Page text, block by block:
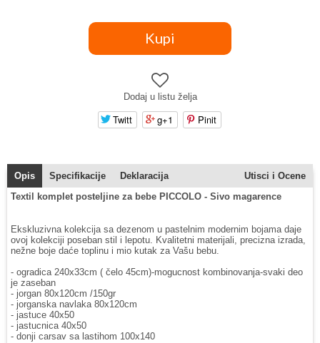
Dodaj u listu želja
Twitt g+1 Pinit
Opis Specifikacije Deklaracija
Utisci i Ocene
Textil komplet posteljine za bebe PICCOLO - Sivo magarence
Ekskluzivna kolekcija sa dezenom u pastelnim modernim bojama daje
ovoj kolekciji poseban stil i lepotu. Kvalitetni materijali, precizna izrada,
nežne boje daće toplinu i mio kutak za Vašu bebu.
- ogradica 240x33cm ( čelo 45cm)-mogucnost kombinovanja-svaki deo
je zaseban
- jorgan 80x120cm /150gr
- jorganska navlaka 80x120cm
- jastuce 40x50
- jastucnica 40x50
- donji carsav sa lastihom 100x140